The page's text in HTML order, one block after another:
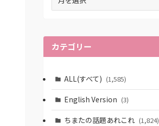
ブ
カテゴリー
ALL(すべて) (1,585)
English Version (3)
ちまたの話題あれこれ (1,824)